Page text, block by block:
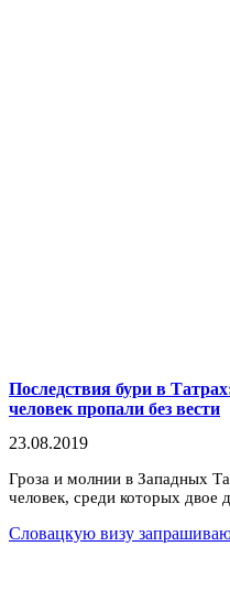
Последствия бури в
человек пропали без вести
23.08.2019
Гроза и молнии в Западных
человек, среди которых двое
Словацкую визу